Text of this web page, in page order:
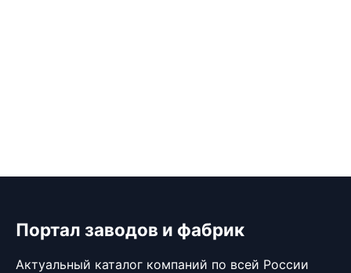
Портал заводов и фабрик
Актуальный каталог компаний по всей России